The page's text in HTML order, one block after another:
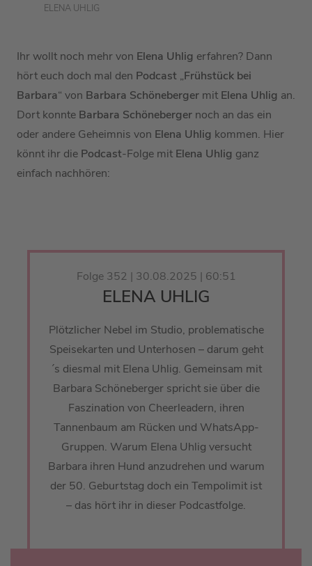
ELENA UHLIG
Ihr wollt noch mehr von Elena Uhlig erfahren? Dann
hört euch doch mal den Podcast „Frühstück bei
Barbara“ von Barbara Schöneberger mit Elena Uhlig an.
Dort konnte Barbara Schöneberger noch an das ein
oder andere Geheimnis von Elena Uhlig kommen. Hier
könnt ihr die Podcast-Folge mit Elena Uhlig ganz
einfach nachhören:
Folge 352 | 30.08.2025 | 60:51
ELENA UHLIG
Plötzlicher Nebel im Studio, problematische
Speisekarten und Unterhosen – darum geht
´s diesmal mit Elena Uhlig. Gemeinsam mit
Barbara Schöneberger spricht sie über die
Faszination von Cheerleadern, ihren
Tannenbaum am Rücken und WhatsApp-
Gruppen. Warum Elena Uhlig versucht
Barbara ihren Hund anzudrehen und warum
der 50. Geburtstag doch ein Tempolimit ist
– das hört ihr in dieser Podcastfolge.